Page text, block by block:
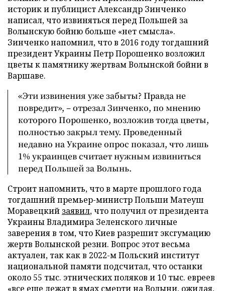
историк и публицист Александр Зинченко
написал, что извиняться перед Польшей за
Волынскую бойню больше «нет смысла».
Зинченко напомнил, что в 2016 году тогдашний
президент Украины Петр Порошенко возложил
цветы к памятнику жертвам Волынской бойни в
Варшаве.
«Эти извинения уже забыты? Правда не
повредит», – отрезал Зинченко, по мнению
которого Порошенко, возложив тогда цветы,
полностью закрыл тему. Проведенный
недавно на Украине опрос показал, что лишь
1% украинцев считает нужным извиниться
перед Польшей за Волынь.
Строит напомнить, что в марте прошлого года
тогдашний премьер-министр Польши Матеуш
Моравецкий заявил, что получил от президента
Украины Владимира Зеленского личные
заверения в том, что Киев разрешит эксгумацию
жертв Волынской резни. Вопрос этот весьма
актуален, так как в 2022-м Польский институт
национальной памяти подсчитал, что останки
около 55 тыс. этнических поляков и 10 тыс. евреев
«все еще лежат в ямах смерти на Волыни, ожидая,